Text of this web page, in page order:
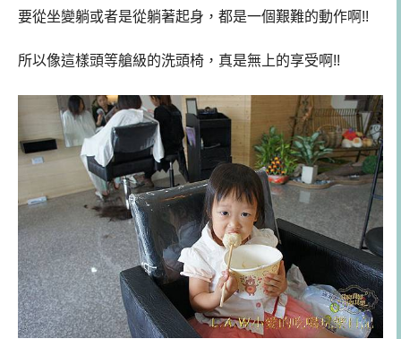
要從坐變躺或者是從躺著起身，都是一個艱難的動作啊!!
所以像這樣頭等艙級的洗頭椅，真是無上的享受啊!!